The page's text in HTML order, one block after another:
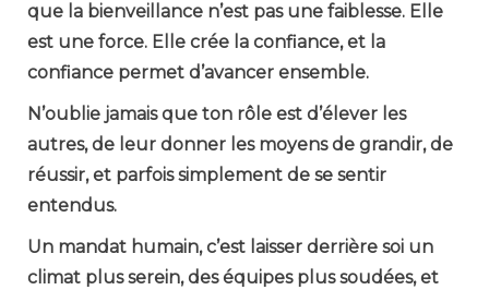
que la bienveillance n’est pas une faiblesse. Elle
est une force. Elle crée la confiance, et la
confiance permet d’avancer ensemble.
N’oublie jamais que ton rôle est d’élever les
autres, de leur donner les moyens de grandir, de
réussir, et parfois simplement de se sentir
entendus.
Un mandat humain, c’est laisser derrière soi un
climat plus serein, des équipes plus soudées, et